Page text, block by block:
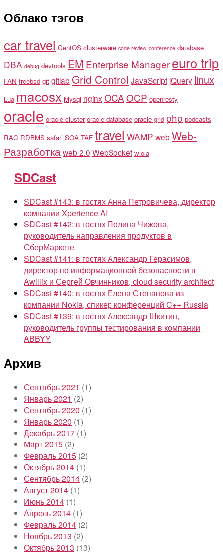
Облако тэгов
car travel CentOS clusterware code review conference database
DBA debug devtools EM Enterprise Managereuro trip
FAN freebsd git gitlab Grid Control JavaScript jQuery linux
Lua macosx Mysql nginx OCAOCP openresty
oracle oracle cluster oracle database oracle grid php podcasts
RAC RDBMS safari SOA TAF travel WAMP web Web-
Разработкаweb 2.0 WebSocket wiola
SDCast
SDCast #143: в гостях Анна Петровичева, директор
компании Xperience AI
SDCast #142: в гостях Полина Чижова,
руководитель направления продуктов в
СберМаркете
SDCast #141: в гостях Александр Герасимов,
директор по информационной безопасности в
Awillix и Сергей Овчинников, cloud security architect
SDCast #140: в гостях Елена Степанова из
компании Nokia, спикер конференций C++ Russia
SDCast #139: в гостях Александр Шкитин,
руководитель группы тестирования в компании
ABBYY
Архив
Сентябрь 2021 (1)
Январь 2021 (2)
Сентябрь 2020 (1)
Январь 2020 (1)
Декабрь 2017 (1)
Март 2015 (2)
Февраль 2015 (2)
Октябрь 2014 (1)
Сентябрь 2014 (2)
Август 2014 (1)
Июнь 2014 (1)
Апрель 2014 (1)
Февраль 2014 (2)
Ноябрь 2013 (2)
Октябрь 2013 (13)